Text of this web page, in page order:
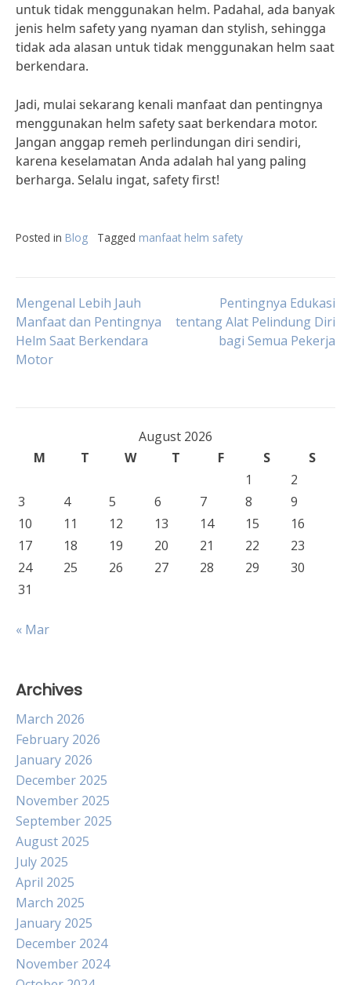
untuk tidak menggunakan helm. Padahal, ada banyak
jenis helm safety yang nyaman dan stylish, sehingga
tidak ada alasan untuk tidak menggunakan helm saat
berkendara.
Jadi, mulai sekarang kenali manfaat dan pentingnya
menggunakan helm safety saat berkendara motor.
Jangan anggap remeh perlindungan diri sendiri,
karena keselamatan Anda adalah hal yang paling
berharga. Selalu ingat, safety first!
Posted in Blog Tagged manfaat helm safety
Post
navigation
Mengenal Lebih Jauh
Manfaat dan Pentingnya
Helm Saat Berkendara
Motor
Pentingnya Edukasi
tentang Alat Pelindung Diri
bagi Semua Pekerja
August 2026
M
T W T F S
S
1
2
3
4 5 6 7 8
9
10
11 12 13 14 15
16
17
18 19 20 21 22
23
24
25 26 27 28 29
30
31
« Mar
Archives
March 2026
February 2026
January 2026
December 2025
November 2025
September 2025
August 2025
July 2025
April 2025
March 2025
January 2025
December 2024
November 2024